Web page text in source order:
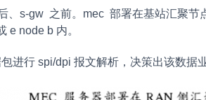
、s-gw 之前。mec 部署在基站汇聚节
e node b 内。
进行 spi/dpi 报文解析，决策出该数据